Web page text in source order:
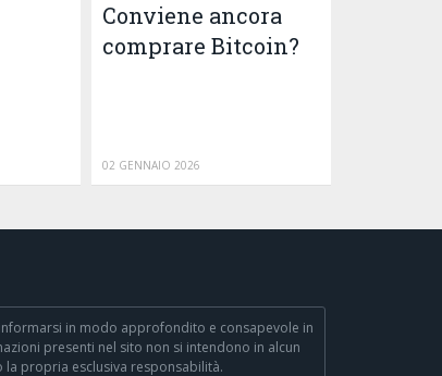
Conviene ancora
comprare Bitcoin?
02 GENNAIO 2026
in modo approfondito e consapevole in
presenti nel sito non si intendono in alcun
propria esclusiva responsabilità.